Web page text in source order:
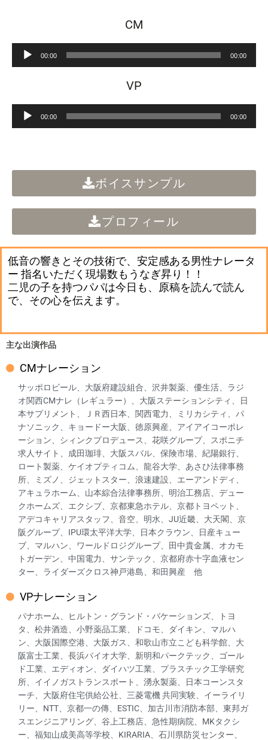
CM
ー
00:00 00:00
VP
00:00 00:00
ボイスサンプル
プロフィール
低音の響きとその技術で、安定感ある男性ナレータ
ー 指名いただく現場数もうなぎ昇り！！
二児の子を持つパパは今日も、原稿を読んで読ん
で、その心を伝えます。
主な出演作品
CMナレーション
サッポロビール、大阪府建設組合、沢井製薬、優生活、ラジ
オ関西CMナレ（レギュラー）、大阪ステーションシティ、日
本サプリメント、ＪＲ西日本、関西電力、ミリカシティ、パ
ナソニック、キョードー大阪、徳原興産、アイアイコーポレ
ーション、シィンクプロデュース、花咲グループ、スポニチ
求人サイト、成田珈琲、大阪スバル、保険市場、紀陽銀行、
ロート製薬、ケイオプティコム、龍谷大学、あさひ法律事務
所、ミズノ、ジェットスター、浪速建設、エーアンドディ、
アキュラホーム、山本綜合法律事務所、明治工務店、デュー
クホームズ、エクシブ、京都東急ホテル、京都トヨペット、
アデコキャリアスタッフ、音空、明水、JU近畿、大天閣、京
阪グループ、IPU環太平洋大学、日本クラウン、日産キュー
ブ、マルハン、ワールドロジグループ、田中貴金属、オカモ
トガーデン、中国電力、サンテック、京都府赤十字血液セン
ター、ライダーズクロス神戸港島、和田興産 他
VPナレーション
パナホーム、ヒルトン・グランド・バケーションズ、トヨ
タ、松井酒造、小野薬品工業、ドコモ、ダイキン、マルハ
ン、大阪国際空港、大阪ガス、和歌山市立こども科学館、大
阪富士工業、長浜バイオ大学、新明和パークテック、ゴール
ド工業、エディオン、ダイハツ工業、プラスチック工学研究
所、イイノガストランスポート、湧永製薬、日本コーンスタ
ーチ、大阪府住宅供給公社、三菱電機 共同実験、イーライリ
リー、NTT、京都一の傳、ESTIC、加古川市消防本部、東邦ガ
スエンジニアリング、谷上工務店、急性期病院、MKタクシ
ー、福知山成美高等学校、KIRARIA、石川県防災センター、